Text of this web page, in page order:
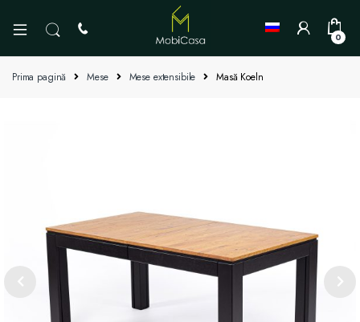
0
Prima pagină Mese Mese extensibile Masă Koeln